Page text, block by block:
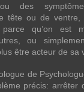
ou des
tête ou de
qu’on est
ou
être acteur de sa
de
précis: arrêter